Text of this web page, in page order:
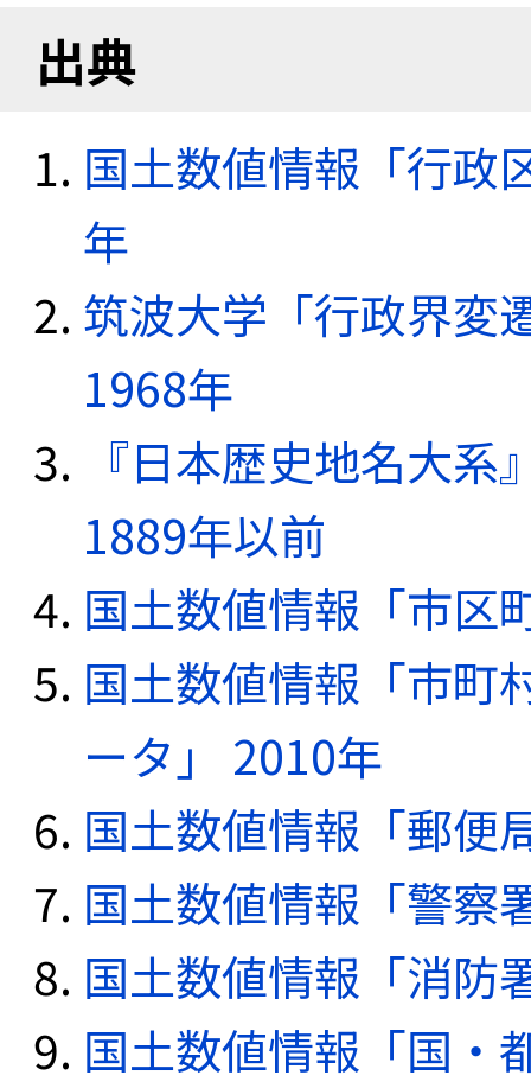
出典
国土数値情報「行政
年
筑波大学「行政界変
1968年
『日本歴史地名大
1889年以前
国土数値情報「市区
国土数値情報「市町
ータ」 2010年
国土数値情報「郵便
国土数値情報「警察
国土数値情報「消防
国土数値情報「国・